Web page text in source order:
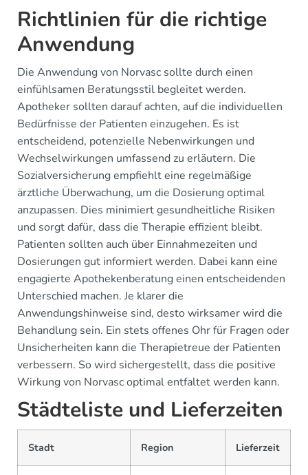
Richtlinien für die richtige
Anwendung
Die Anwendung von Norvasc sollte durch einen
einfühlsamen Beratungsstil begleitet werden.
Apotheker sollten darauf achten, auf die individuellen
Bedürfnisse der Patienten einzugehen. Es ist
entscheidend, potenzielle Nebenwirkungen und
Wechselwirkungen umfassend zu erläutern. Die
Sozialversicherung empfiehlt eine regelmäßige
ärztliche Überwachung, um die Dosierung optimal
anzupassen. Dies minimiert gesundheitliche Risiken
und sorgt dafür, dass die Therapie effizient bleibt.
Patienten sollten auch über Einnahmezeiten und
Dosierungen gut informiert werden. Dabei kann eine
engagierte Apothekenberatung einen entscheidenden
Unterschied machen. Je klarer die
Anwendungshinweise sind, desto wirksamer wird die
Behandlung sein. Ein stets offenes Ohr für Fragen oder
Unsicherheiten kann die Therapietreue der Patienten
verbessern. So wird sichergestellt, dass die positive
Wirkung von Norvasc optimal entfaltet werden kann.
Städteliste und Lieferzeiten
Stadt Region Lieferzeit